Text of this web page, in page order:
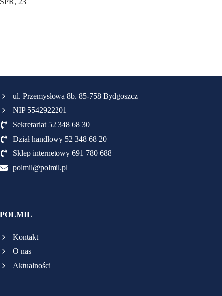
SPR, 23
ul. Przemysłowa 8b, 85-758 Bydgoszcz
NIP 5542922201
Sekretariat 52 348 68 30
Dział handlowy 52 348 68 20
Sklep internetowy 691 780 688
polmil@polmil.pl
POLMIL
Kontakt
O nas
Aktualności